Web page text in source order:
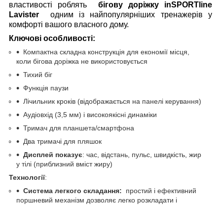
властивості роблять бігову доріжку inSPORTline
Lavister одним із найпопулярніших тренажерів у
комфорті вашого власного дому.
Ключові особливості:
Компактна складна конструкція для економії місця,
коли бігова доріжка не використовується
Тихий біг
Функція паузи
Лічильник кроків (відображається на панелі керування)
Аудіовхід (3,5 мм) і високоякісні динаміки
Тримач для планшета/смартфона
Два тримачі для пляшок
Дисплей показує: час, відстань, пульс, швидкість, жир
у тілі (приблизний вміст жиру)
Технології:
Система легкого складання: простий і ефективний
поршневий механізм дозволяє легко розкладати і